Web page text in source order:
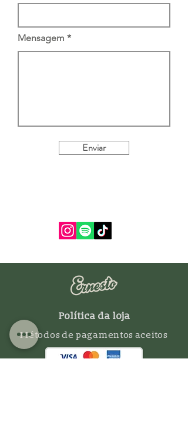
Mensagem
Enviar
Política da loja
Métodos de pagamentos aceitos